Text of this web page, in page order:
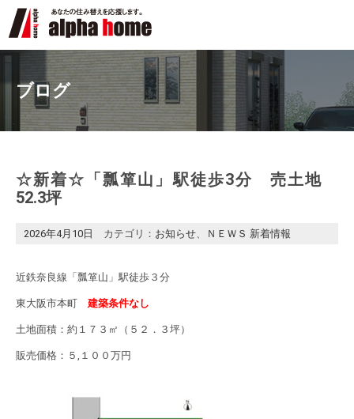
ブログ
☆新着☆「瓢箪山」駅徒歩3分 売土地
52.3坪
2026年4月10日 カテゴリ： お知らせ、 ＮＥＷＳ 新着情報
近鉄奈良線「瓢箪山」駅徒歩３分
東大阪市本町 建築条件なし
土地面積：約１７３㎡（５２．３坪）
販売価格：５,１００万円